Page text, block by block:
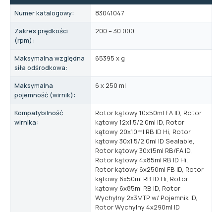
Numer katalogowy:
83041047
Zakres prędkości
(rpm):
200 – 30 000
Maksymalna względna
siła odśrodkowa:
65395 x g
Maksymalna
pojemność (wirnik):
6 x 250 ml
Kompatybilność
wirnika:
Rotor kątowy 10x50ml FA ID, Rotor
kątowy 12x1.5/2.0ml ID, Rotor
kątowy 20x10ml RB ID Hi, Rotor
kątowy 30x1.5/2.0ml ID Sealable,
Rotor kątowy 30x15ml RB/FA ID,
Rotor kątowy 4x85ml RB ID Hi,
Rotor kątowy 6x250ml FB ID, Rotor
kątowy 6x50ml RB ID Hi, Rotor
kątowy 6x85ml RB ID, Rotor
Wychylny 2x3MTP w/ Pojemnik ID,
Rotor Wychylny 4x290ml ID